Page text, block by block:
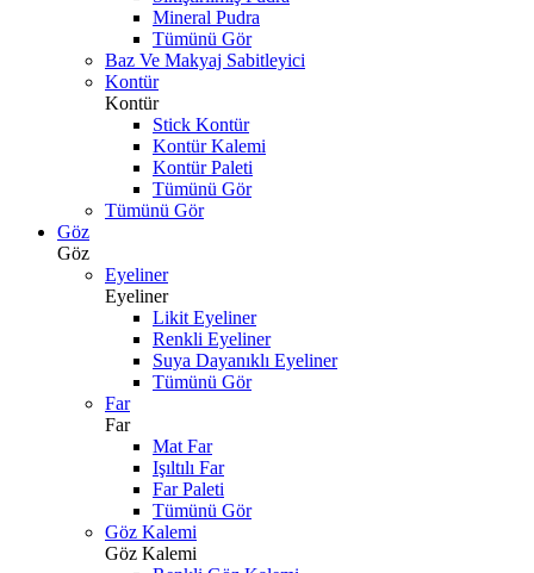
Mineral Pudra
Tümünü Gör
Baz Ve Makyaj Sabitleyici
Kontür
Kontür
Stick Kontür
Kontür Kalemi
Kontür Paleti
Tümünü Gör
Tümünü Gör
Göz
Göz
Eyeliner
Eyeliner
Likit Eyeliner
Renkli Eyeliner
Suya Dayanıklı Eyeliner
Tümünü Gör
Far
Far
Mat Far
Işıltılı Far
Far Paleti
Tümünü Gör
Göz Kalemi
Göz Kalemi